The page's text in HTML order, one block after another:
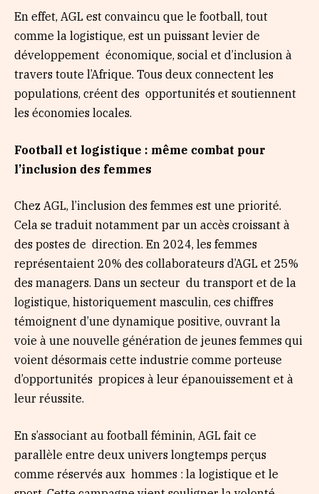
En effet, AGL est convaincu que le football, tout
comme la logistique, est un puissant levier de
développement économique, social et d’inclusion à
travers toute l’Afrique. Tous deux connectent les
populations, créent des opportunités et soutiennent
les économies locales.
Football et logistique : même combat pour
l’inclusion des femmes
Chez AGL, l’inclusion des femmes est une priorité.
Cela se traduit notamment par un accès croissant à
des postes de direction. En 2024, les femmes
représentaient 20% des collaborateurs d’AGL et 25%
des managers. Dans un secteur du transport et de la
logistique, historiquement masculin, ces chiffres
témoignent d’une dynamique positive, ouvrant la
voie à une nouvelle génération de jeunes femmes qui
voient désormais cette industrie comme porteuse
d’opportunités propices à leur épanouissement et à
leur réussite.
En s’associant au football féminin, AGL fait ce
parallèle entre deux univers longtemps perçus
comme réservés aux hommes : la logistique et le